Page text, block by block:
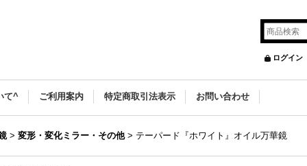
ログイン
て^ ご利用案内 特定商取引法表示 お問い合わせ
> 変形・変化ミラー・その他 > テーパード『ホワイト』オイル万華鏡